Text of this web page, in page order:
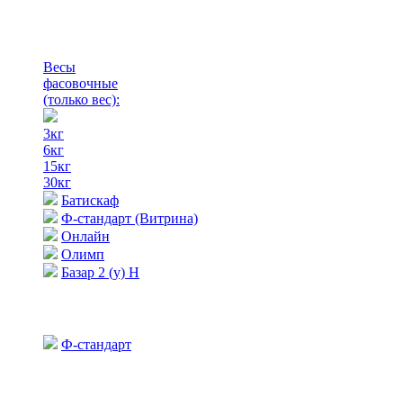
Весы
фасовочные
(только вес):
3кг
6кг
15кг
30кг
Батискаф
Ф-стандарт (Витрина)
Онлайн
Олимп
Базар 2 (у) Н
Ф-стандарт